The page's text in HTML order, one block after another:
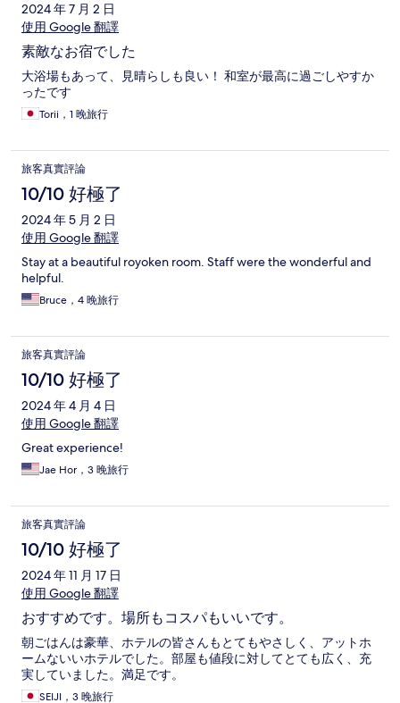
2024 年 7 月 2 日
使用 Google 翻譯
素敵なお宿でした
大浴場もあって、見晴らしも良い！ 和室が最高に過ごしやすか
ったです
Torii，1 晚旅行
旅客真實評論
10/10 好極了
2024 年 5 月 2 日
使用 Google 翻譯
Stay at a beautiful royoken room. Staff were the wonderful and
helpful.
Bruce，4 晚旅行
旅客真實評論
10/10 好極了
2024 年 4 月 4 日
使用 Google 翻譯
Great experience!
Jae Hor，3 晚旅行
旅客真實評論
10/10 好極了
2024 年 11 月 17 日
使用 Google 翻譯
おすすめです。場所もコスパもいいです。
朝ごはんは豪華、ホテルの皆さんもとてもやさしく、アットホ
ームないいホテルでした。部屋も値段に対してとても広く、充
実していました。満足です。
SEIJI，3 晚旅行